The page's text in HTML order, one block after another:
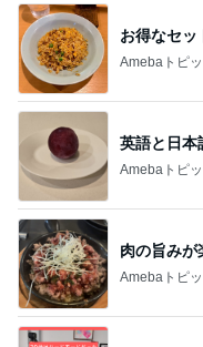
お得なセッ
Amebaトピ
英語と日本
Amebaトピ
肉の旨みが
Amebaトピ